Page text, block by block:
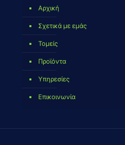
Αρχική
Σχετικά με εμάς
Τομείς
Προϊόντα
Υπηρεσίες
Επικοινωνία